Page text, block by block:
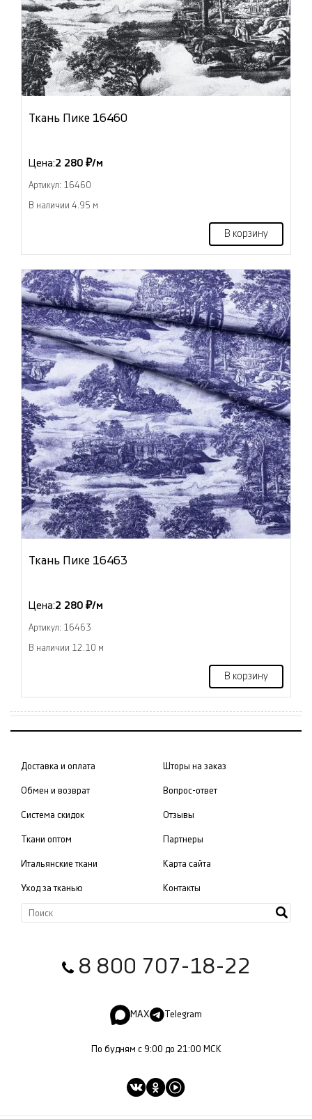
Ткань Пике 16460
Цена:2 280 ₽/м
Артикул: 16460
В наличии 4.95 м
В корзину
Ткань Пике 16463
Цена:2 280 ₽/м
Артикул: 16463
В наличии 12.10 м
В корзину
Доставка и оплата
Обмен и возврат
Система скидок
Ткани оптом
Итальянские ткани
Уход за тканью
Шторы на заказ
Вопрос-ответ
Отзывы
Партнеры
Карта сайта
Контакты
8 800 707-18-22
MAX Telegram
По будням с 9:00 до 21:00 МСК